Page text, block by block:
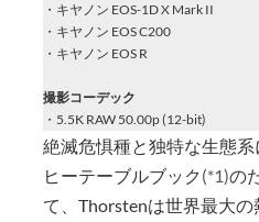
・キヤノン EOS-1D X Mark II
・キヤノン EOS C200
・キヤノン EOS R
撮影コーデック
・5.5K RAW 50.00p (12-bit)
絶滅危惧種と独特な生態
ヒーテーブルブック (*1)の
て、Thorstenは世界最大